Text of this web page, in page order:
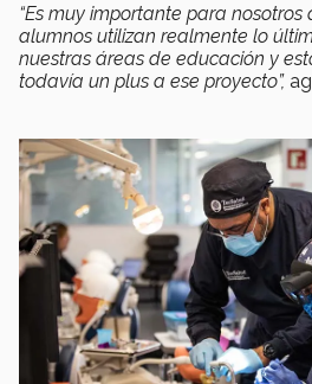
“Es muy importante para
alumnos utilizan realmente lo
nuestras áreas de educación y
todavía un plus a ese proyecto”,